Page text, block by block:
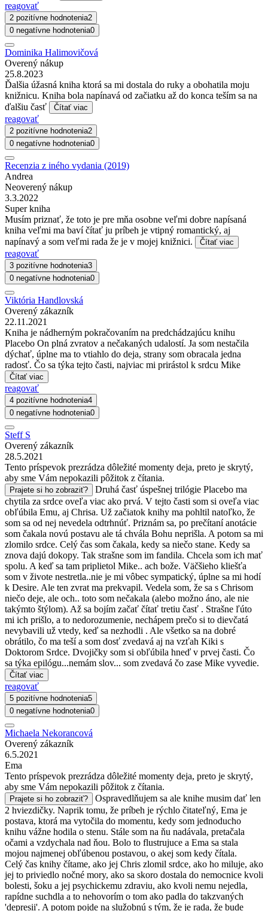
reagovať
2 pozitívne hodnotenia2
0 negatívne hodnotenia0
Dominika Halimovičová
Overený nákup
25.8.2023
Ďalšia úžasná kniha ktorá sa mi dostala do ruky a obohatila moju
knižnicu. Kniha bola napínavá od začiatku až do konca teším sa na
ďalšiu časť
Čítať viac
reagovať
2 pozitívne hodnotenia2
0 negatívne hodnotenia0
Recenzia z iného vydania (2019)
Andrea
Neoverený nákup
3.3.2022
Super kniha
Musím priznať, že toto je pre mňa osobne veľmi dobre napísaná
kniha veľmi ma baví čítať ju príbeh je vtipný romantický, aj
napínavý a som veľmi rada že je v mojej knižnici.
Čítať viac
reagovať
3 pozitívne hodnotenia3
0 negatívne hodnotenia0
Viktória Handlovská
Overený zákazník
22.11.2021
Kniha je nádherným pokračovaním na predchádzajúcu knihu
Placebo On plná zvratov a nečakaných udalostí. Ja som nestačila
dýchať, úplne ma to vtiahlo do deja, strany som obracala jedna
radosť. Čo sa týka tejto časti, najviac mi prirástol k srdcu Mike
Čítať viac
reagovať
4 pozitívne hodnotenia4
0 negatívne hodnotenia0
Steff S
Overený zákazník
28.5.2021
Tento príspevok prezrádza dôležité momenty deja, preto je skrytý,
aby sme Vám nepokazili pôžitok z čítania.
Prajete si ho zobraziť?
Druhá časť úspešnej trilógie Placebo ma
chytila za srdce oveľa viac ako prvá. V tejto časti som si oveľa viac
obľúbila Emu, aj Chrisa. Už začiatok knihy ma pohltil natoľko, že
som sa od nej nevedela odtrhnúť. Priznám sa, po prečítaní anotácie
som čakala novú postavu ale tá chvála Bohu neprišla. A potom sa mi
zlomilo srdce. Celý čas som čakala, kedy sa niečo stane. Kedy sa
znova dajú dokopy. Tak strašne som im fandila. Chcela som ich mať
spolu. A keď sa tam priplietol Mike.. ach bože. Väčšieho kliešťa
som v živote nestretla..nie je mi vôbec sympatický, úplne sa mi hodí
k Desire. Ale ten zvrat ma prekvapil. Vedela som, že sa s Chrisom
niečo deje, ale och.. toto som nečakala (alebo možno áno, ale nie
takýmto štýlom). Až sa bojím začať čítať tretiu časť . Strašne ľúto
mi ich prišlo, a to nedorozumenie, nechápem prečo si to dievčatá
nevybavili už vtedy, keď sa nezhodli . Ale všetko sa na dobré
obrátilo, čo ma teší a som dosť zvedavá aj na vzťah Kiki s
Doktorom Srdce. Dvojičky som si obľúbila hneď v prvej časti. Čo
sa týka epilógu...nemám slov... som zvedavá čo zase Mike vyvedie.
Čítať viac
reagovať
5 pozitívne hodnotenia5
0 negatívne hodnotenia0
Michaela Nekorancová
Overený zákazník
6.5.2021
Ema
Tento príspevok prezrádza dôležité momenty deja, preto je skrytý,
aby sme Vám nepokazili pôžitok z čítania.
Prajete si ho zobraziť?
Ospravedlňujem sa ale knihe musim dať len
2 hviezdičky. Naprik tomu, že príbeh je rýchlo čitateľný, Ema je
postava, ktorá ma vytočila do momentu, kedy som jednoducho
knihu vážne hodila o stenu. Stále som na ňu nadávala, pretačala
očami a vzdychala nad ňou. Bolo to flustrujuce a Ema sa stala
mojou najmenej obľúbenou postavou, o akej som kedy čítala.
Celý čas knihy čítame, ako jej Chris zlomil srdce, ako ho miluje, ako
jej to priviedlo nočné mory, ako sa skoro dostala do nemocnice kvoli
bolesti, šoku a jej psychickemu zdraviu, ako kvoli nemu nejedla,
rapídne suchdla a to nehovorím o tom ako padla do takzvaných
'depresii'. A potom pojde na služobnú s tým, že je rada, že bude